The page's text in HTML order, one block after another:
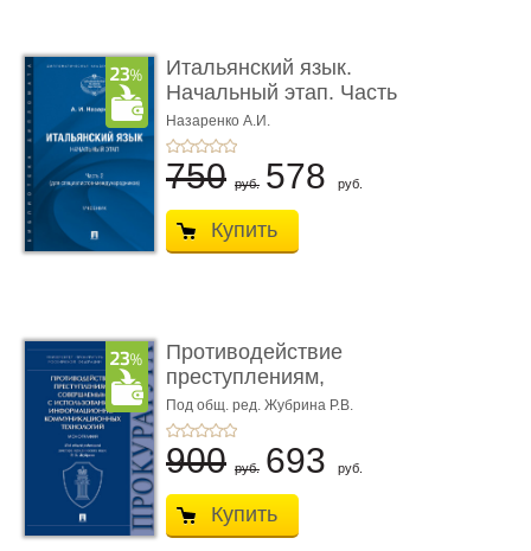
Итальянский язык.
Начальный этап. Часть
2. Учеб� ...
Назаренко А.И.
750 руб. 578 руб.
Купить
Противодействие
преступлениям,
совершаемым с ...
Под общ. ред. Жубрина Р.В.
900 руб. 693 руб.
Купить